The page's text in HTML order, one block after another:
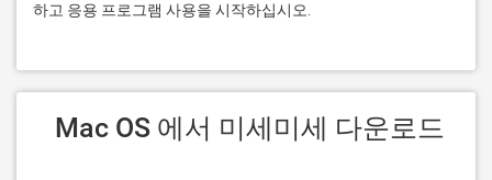
하고 응용 프로그램 사용을 시작하십시오.
Mac OS 에서 미세미세 다운로드